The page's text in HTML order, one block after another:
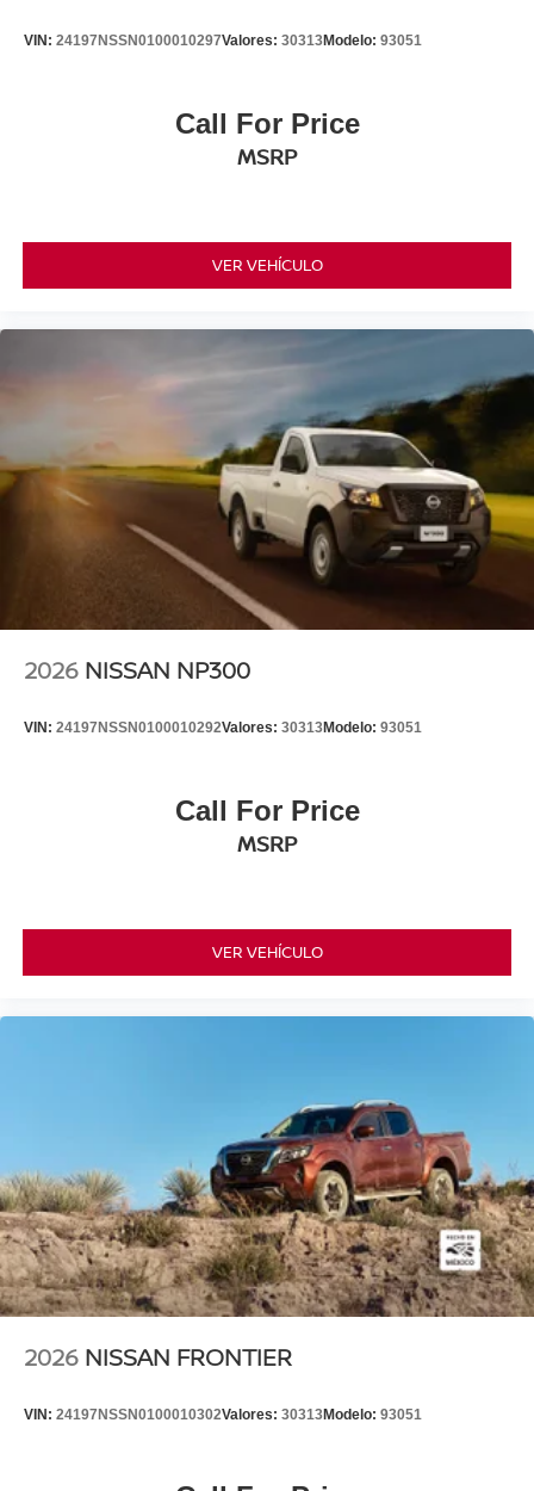
VIN: 24197NSSN0100010297Valores: 30313Modelo: 93051
Call For Price
MSRP
VER VEHÍCULO
2026 NISSAN NP300
VIN: 24197NSSN0100010292Valores: 30313Modelo: 93051
Call For Price
MSRP
VER VEHÍCULO
2026 NISSAN FRONTIER
VIN: 24197NSSN0100010302Valores: 30313Modelo: 93051